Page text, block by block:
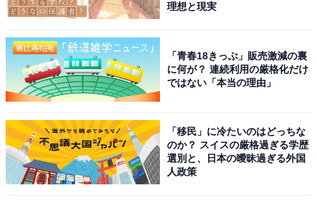
理想と現実
「青春18きっぷ」販売激減の裏
に何が？ 連続利用の厳格化だけ
ではない「本当の理由」
「移民」に冷たいのはどっちな
のか？ スイスの厳格過ぎる学歴
選別と、日本の曖昧過ぎる外国
人政策